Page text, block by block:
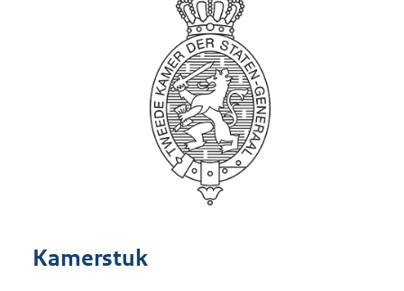
Kamerstuk